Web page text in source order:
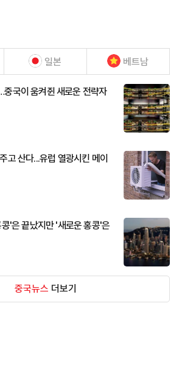
일본 베트남
국이 움켜쥔 새로운 전략자
고 산다...유럽 열광시킨 메이
'은 끝났지만 '새로운 홍콩'은
중국뉴스 더보기